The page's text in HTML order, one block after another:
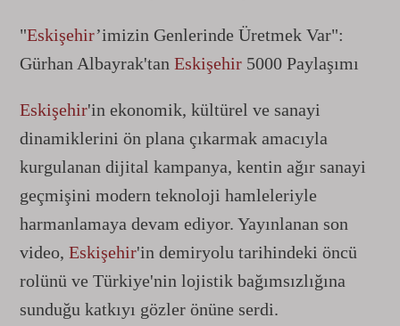
"Eskişehir’imizin Genlerinde Üretmek Var":
Gürhan Albayrak'tan Eskişehir 5000 Paylaşımı
Eskişehir'in ekonomik, kültürel ve sanayi
dinamiklerini ön plana çıkarmak amacıyla
kurgulanan dijital kampanya, kentin ağır sanayi
geçmişini modern teknoloji hamleleriyle
harmanlamaya devam ediyor. Yayınlanan son
video, Eskişehir'in demiryolu tarihindeki öncü
rolünü ve Türkiye'nin lojistik bağımsızlığına
sunduğu katkıyı gözler önüne serdi.